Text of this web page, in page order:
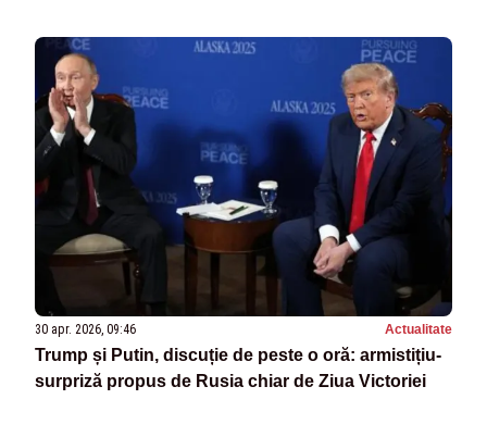
30 apr. 2026, 09:46 Actualitate
Trump și Putin, discuție de peste o oră: armistițiu-
surpriză propus de Rusia chiar de Ziua Victoriei